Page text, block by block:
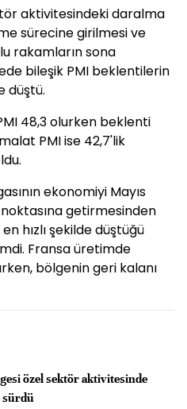
aktivitesindeki daralma
sürecine girilmesi ve
rakamların sona
bileşik PMI beklentilerin
düştü.
48,3 olurken beklenti
PMI ise 42,7'lik
ekonomiyi Mayıs
getirmesinden
hızlı şekilde düştüğü
Fransa üretimde
bölgenin geri kalanı
özel sektör aktivitesinde
sürdü